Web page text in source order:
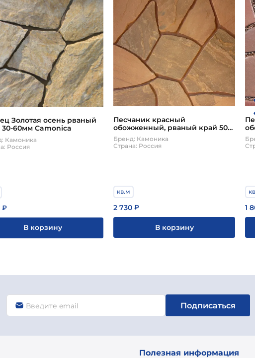
Золотая осень рваный
30-60мм Camonica
Камоника
Россия
₽
В корзину
Песчаник красный
обожженный, рваный край 50-
60 мм
Бренд: Камоника
Страна: Россия
кв.м
2 730 ₽
В корзину
1
Подписаться
Полезная информация